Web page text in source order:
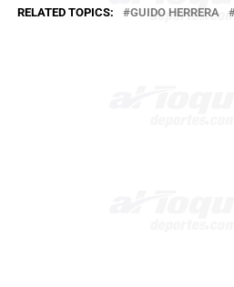
RELATED TOPICS: GUIDO HERRERA